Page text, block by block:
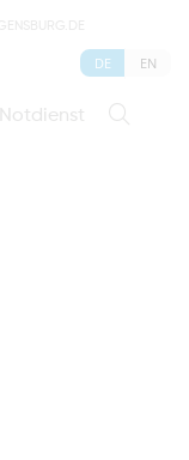
Notdienst
DE EN